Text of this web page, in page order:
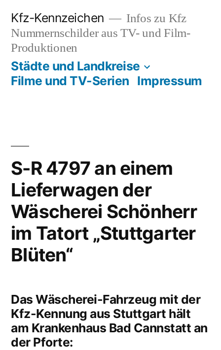
Inhalt
springen
Kfz-Kennzeichen
Infos zu Kfz
Nummernschilder aus TV- und Film-
Produktionen
Städte und Landkreise
Filme und TV-Serien Impressum
S-R 4797 an einem
Lieferwagen der
Wäscherei Schönherr
im Tatort „Stuttgarter
Blüten“
Das Wäscherei-Fahrzeug mit der
Kfz-Kennung aus Stuttgart hält
am Krankenhaus Bad Cannstatt an
der Pforte: